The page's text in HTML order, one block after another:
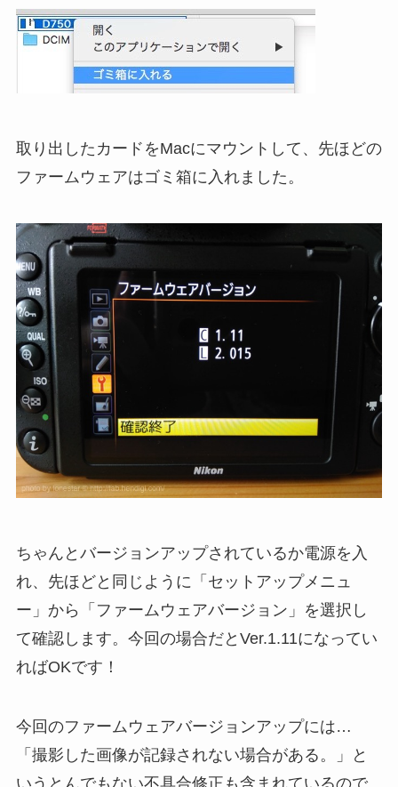
取り出したカードをMacにマウントして、先ほどの
ファームウェアはゴミ箱に入れました。
ちゃんとバージョンアップされているか電源を入
れ、先ほどと同じように「セットアップメニュ
ー」から「ファームウェアバージョン」を選択し
て確認します。今回の場合だとVer.1.11になってい
ればOKです！
今回のファームウェアバージョンアップには…
「撮影した画像が記録されない場合がある。」と